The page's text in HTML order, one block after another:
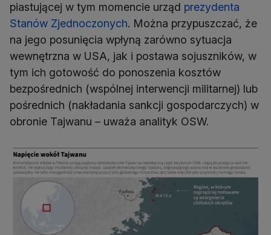
piastującej w tym momencie urząd prezydenta
Stanów Zjednoczonych. Można przypuszczać, że
na jego posunięcia wpłyną zarówno sytuacja
wewnętrzna w USA, jak i postawa sojuszników, w
tym ich gotowość do ponoszenia kosztów
bezpośrednich (wspólnej interwencji militarnej) lub
pośrednich (nakładania sankcji gospodarczych) w
obronie Tajwanu – uważa analityk OSW.